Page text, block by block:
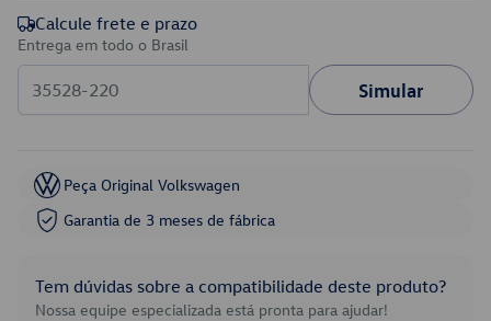
Calcule frete e prazo
Entrega em todo o Brasil
Simular
Peça Original Volkswagen
Garantia de 3 meses de fábrica
Tem dúvidas sobre a compatibilidade deste produto?
Nossa equipe especializada está pronta para ajudar!